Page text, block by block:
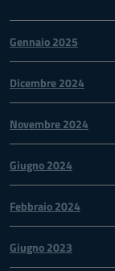
Gennaio 2025
Dicembre 2024
Novembre 2024
Giugno 2024
Febbraio 2024
Giugno 2023